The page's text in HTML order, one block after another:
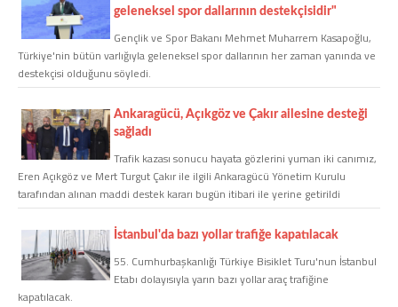
Hakkımızda
Blog
Künye
İletişim
Web Sürüme Geç
COPYLEFT 2014. AGB Bilişim Teknolojileri
geleneksel spor dallarının destekçisidir"
Gençlik ve Spor Bakanı Mehmet Muharrem Kasapoğlu,
Türkiye'nin bütün varlığıyla geleneksel spor dallarının her zaman yanında ve
destekçisi olduğunu söyledi.
Ankaragücü, Açıkgöz ve Çakır ailesine desteği
sağladı
Trafik kazası sonucu hayata gözlerini yuman iki canımız,
Eren Açıkgöz ve Mert Turgut Çakır ile ilgili Ankaragücü Yönetim Kurulu
tarafından alınan maddi destek kararı bugün itibari ile yerine getirildi
İstanbul'da bazı yollar trafiğe kapatılacak
55. Cumhurbaşkanlığı Türkiye Bisiklet Turu'nun İstanbul
Etabı dolayısıyla yarın bazı yollar araç trafiğine
kapatılacak.